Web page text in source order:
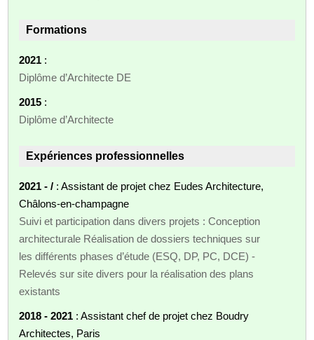
Formations
2021 :
Diplôme d’Architecte DE
2015 :
Diplôme d’Architecte
Expériences professionnelles
2021 - / : Assistant de projet chez Eudes Architecture,
Châlons-en-champagne
Suivi et participation dans divers projets : Conception
architecturale Réalisation de dossiers techniques sur
les différents phases d’étude (ESQ, DP, PC, DCE) -
Relevés sur site divers pour la réalisation des plans
existants
2018 - 2021 : Assistant chef de projet chez Boudry
Architectes, Paris